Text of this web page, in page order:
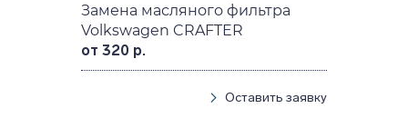
Замена масляного фильтра
Volkswagen CRAFTER
от 320 р.
Оставить заявку